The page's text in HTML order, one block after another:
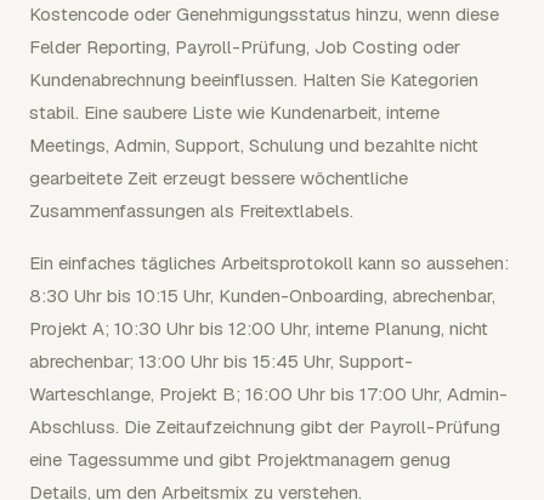
Kostencode oder Genehmigungsstatus hinzu, wenn diese
Felder Reporting, Payroll-Prüfung, Job Costing oder
Kundenabrechnung beeinflussen. Halten Sie Kategorien
stabil. Eine saubere Liste wie Kundenarbeit, interne
Meetings, Admin, Support, Schulung und bezahlte nicht
gearbeitete Zeit erzeugt bessere wöchentliche
Zusammenfassungen als Freitextlabels.
Ein einfaches tägliches Arbeitsprotokoll kann so aussehen:
8:30 Uhr bis 10:15 Uhr, Kunden-Onboarding, abrechenbar,
Projekt A; 10:30 Uhr bis 12:00 Uhr, interne Planung, nicht
abrechenbar; 13:00 Uhr bis 15:45 Uhr, Support-
Warteschlange, Projekt B; 16:00 Uhr bis 17:00 Uhr, Admin-
Abschluss. Die Zeitaufzeichnung gibt der Payroll-Prüfung
eine Tagessumme und gibt Projektmanagern genug
Details, um den Arbeitsmix zu verstehen.